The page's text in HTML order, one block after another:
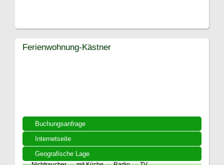
Buchungsanfrage
Internetseite
Geografische Lage
Ferienwohnung-Kästner